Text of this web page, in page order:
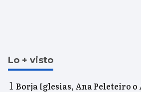
Lo + visto
Borja Iglesias, Ana Peleteiro o